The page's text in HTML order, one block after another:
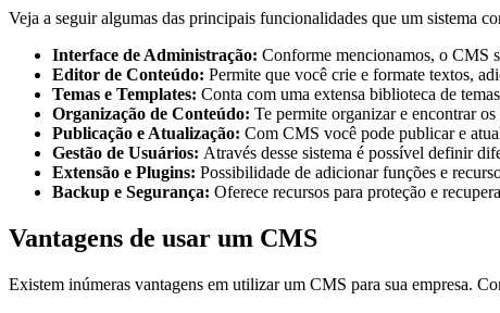
Veja a seguir algumas das principais funcionalidades que um sistema
Interface de Administração: Conforme mencionamos, o CMS
Editor de Conteúdo: Permite que você crie e formate textos,
Temas e Templates: Conta com uma extensa biblioteca de
Organização de Conteúdo: Te permite organizar e encontrar
Publicação e Atualização: Com CMS você pode publicar e
Gestão de Usuários: Através desse sistema é possível definir
Extensão e Plugins: Possibilidade de adicionar funções e
Backup e Segurança: Oferece recursos para proteção e
Vantagens de usar um CMS
Existem inúmeras vantagens em utilizar um CMS para sua empresa.